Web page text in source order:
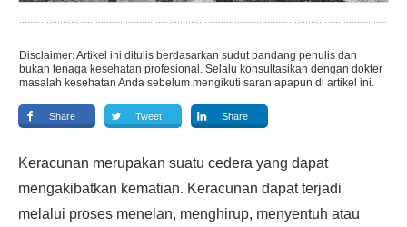
Disclaimer: Artikel ini ditulis berdasarkan sudut pandang penulis dan
bukan tenaga kesehatan profesional. Selalu konsultasikan dengan dokter
masalah kesehatan Anda sebelum mengikuti saran apapun di artikel ini.
Share Tweet Share
Keracunan merupakan suatu cedera yang dapat
mengakibatkan kematian. Keracunan dapat terjadi
melalui proses menelan, menghirup, menyentuh atau